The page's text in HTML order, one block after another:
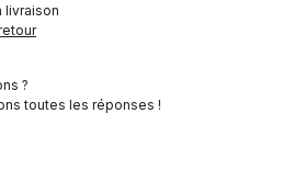
livraison
?
toutes les réponses !